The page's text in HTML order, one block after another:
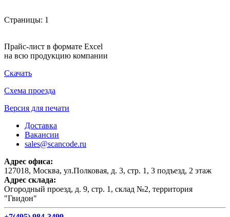
Страницы: 1
Прайс-лист в формате Excel
на всю продукцию компании
Скачать
Схема проезда
Версия для печати
Доставка
Вакансии
sales@scancode.ru
Адрес офиса:
127018, Москва, ул.Полковая, д. 3, стр. 1, 3 подъезд, 2 этаж
Адрес склада:
Огородный проезд, д. 9, стр. 1, склад №2, территория
"Гвидон"